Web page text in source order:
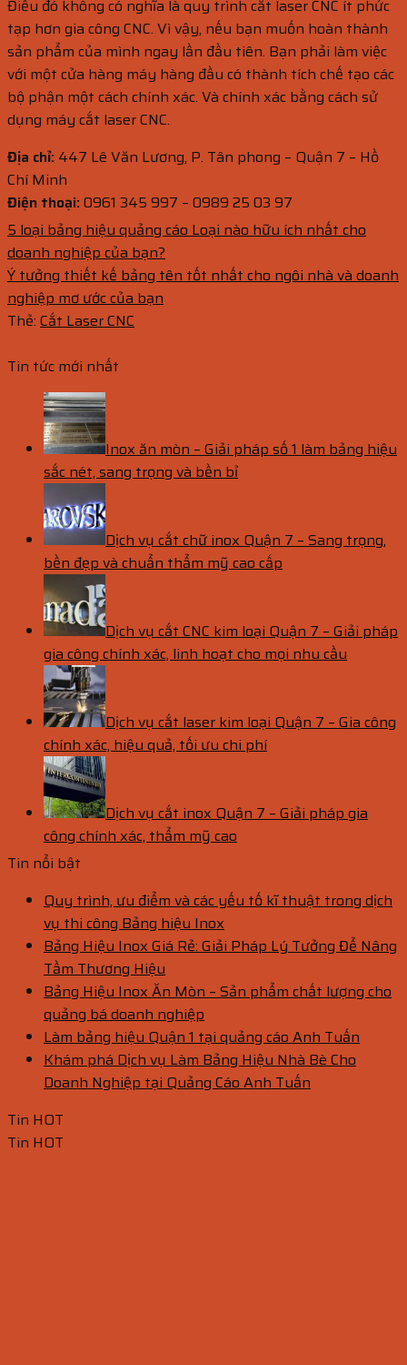
Điều đó không có nghĩa là quy trình cắt laser CNC ít phức
tạp hơn gia công CNC. Vì vậy, nếu bạn muốn hoàn thành
sản phẩm của mình ngay lần đầu tiên. Bạn phải làm việc
với một cửa hàng máy hàng đầu có thành tích chế tạo các
bộ phận một cách chính xác. Và chính xác bằng cách sử
dụng máy cắt laser CNC.
Địa chỉ: 447 Lê Văn Lương, P. Tân phong – Quận 7 – Hồ
Chí Minh
Điện thoại:0961 345 997 – 0989 25 03 97
5 loại bảng hiệu quảng cáo Loại nào hữu ích nhất cho
doanh nghiệp của bạn?
Ý tưởng thiết kế bảng tên tốt nhất cho ngôi nhà và doanh
nghiệp mơ ước của bạn
Thẻ: Cắt Laser CNC
Tin tức mới nhất
Inox ăn mòn – Giải pháp số 1 làm bảng hiệu
sắc nét, sang trọng và bền bỉ
Dịch vụ cắt chữ inox Quận 7 – Sang trọng,
bền đẹp và chuẩn thẩm mỹ cao cấp
Dịch vụ cắt CNC kim loại Quận 7 – Giải pháp
gia công chính xác, linh hoạt cho mọi nhu cầu
Dịch vụ cắt laser kim loại Quận 7 – Gia công
chính xác, hiệu quả, tối ưu chi phí
Dịch vụ cắt inox Quận 7 – Giải pháp gia
công chính xác, thẩm mỹ cao
Tin nổi bật
Quy trình, ưu điểm và các yếu tố kĩ thuật trong dịch
vụ thi công Bảng hiệu Inox
Bảng Hiệu Inox Giá Rẻ: Giải Pháp Lý Tưởng Để Nâng
Tầm Thương Hiệu
Bảng Hiệu Inox Ăn Mòn – Sản phẩm chất lượng cho
quảng bá doanh nghiệp
Làm bảng hiệu Quận 1 tại quảng cáo Anh Tuấn
Khám phá Dịch vụ Làm Bảng Hiệu Nhà Bè Cho
Doanh Nghiệp tại Quảng Cáo Anh Tuấn
Tin HOT
Tin HOT